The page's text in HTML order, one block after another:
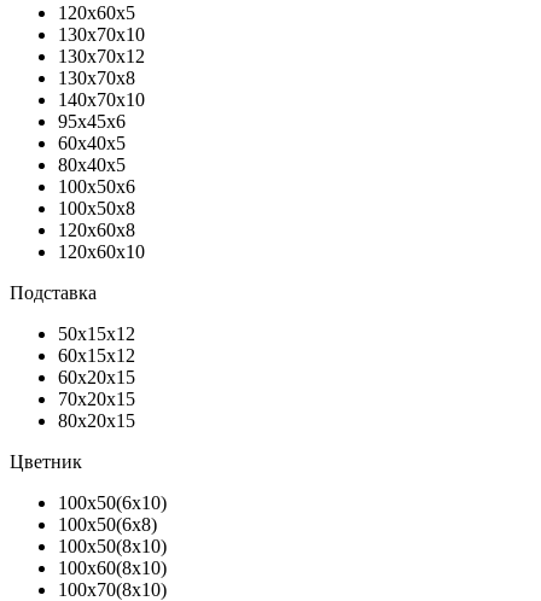
120х60х5
130х70х10
130х70х12
130х70х8
140х70х10
95х45х6
60х40х5
80х40х5
100х50х6
100х50х8
120х60х8
120х60х10
Подставка
50х15х12
60х15х12
60х20х15
70х20х15
80х20х15
Цветник
100х50(6х10)
100х50(6х8)
100х50(8х10)
100х60(8х10)
100х70(8х10)